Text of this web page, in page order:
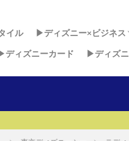
イル ▶︎ディズニー×ビジネス
ディズニー × 健康
ディズニダンサーセ
ディズニー×マインド
ディズニーカード
▶︎ディズ